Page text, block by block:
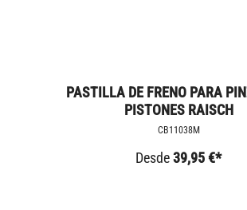
PASTILLA DE FRENO PARA
PISTONES RAISCH
CB11038M
Desde39,95 €*